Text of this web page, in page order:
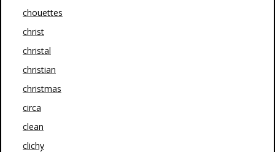
chouettes
christ
christal
christian
christmas
circa
clean
clichy